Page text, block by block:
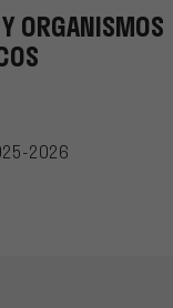
ORGANISMOS
2026